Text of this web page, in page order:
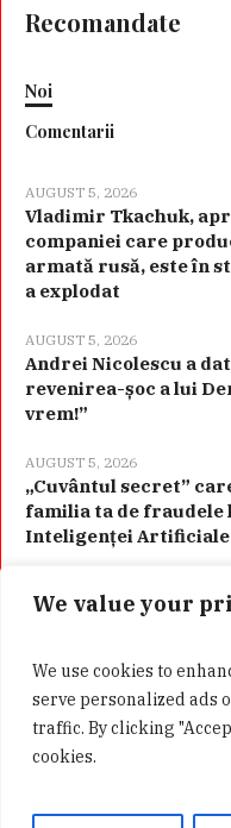
We value your
We use cookies to
serve personalized ads
traffic. By clicking
cookies.
Recomandate
Noi
Comentarii
AUGUST 5, 2026
Vladimir Tkachuk,
companiei care
armată rusă, este în
a explodat
AUGUST 5, 2026
Andrei Nicolescu a
revenirea-șoc a lui
vrem!”
AUGUST 5, 2026
„Cuvântul secret”
familia ta de
Inteligenței
Categorii
Acasă